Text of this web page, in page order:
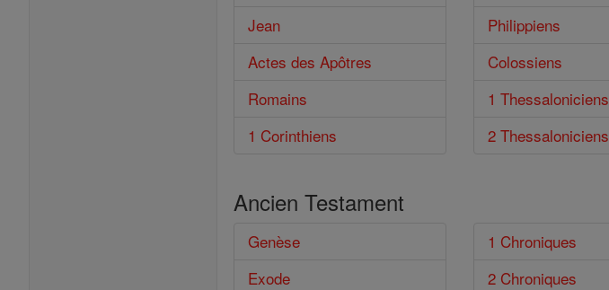
Jean
Actes des Apôtres
Romains
1 Corinthiens
Philippiens
Colossiens
1 Thessaloniciens
2 Thessaloniciens
Ancien Testament
Genèse
Exode
1 Chroniques
2 Chroniques